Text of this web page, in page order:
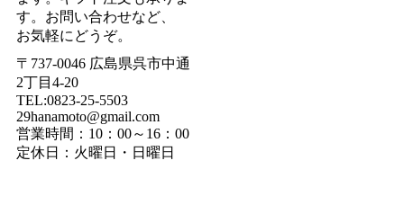
す。お問い合わせなど、
お気軽にどうぞ。
〒737-0046 広島県呉市中通
2丁目4-20
TEL:0823-25-5503
29hanamoto@gmail.com
営業時間：10：00～16：00
定休日：火曜日・日曜日